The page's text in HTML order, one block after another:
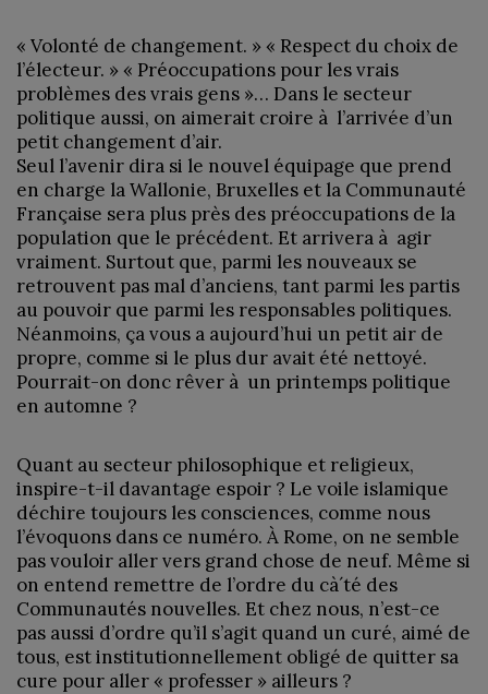
« Volonté de changement. » « Respect du choix de
l’électeur. » « Préoccupations pour les vrais
problèmes des vrais gens »… Dans le secteur
politique aussi, on aimerait croire à l’arrivée d’un
petit changement d’air.
Seul l’avenir dira si le nouvel équipage que prend
en charge la Wallonie, Bruxelles et la Communauté
Française sera plus près des préoccupations de la
population que le précédent. Et arrivera à agir
vraiment. Surtout que, parmi les nouveaux se
retrouvent pas mal d’anciens, tant parmi les partis
au pouvoir que parmi les responsables politiques.
Néanmoins, ça vous a aujourd’hui un petit air de
propre, comme si le plus dur avait été nettoyé.
Pourrait-on donc rêver à un printemps politique
en automne ?
Quant au secteur philosophique et religieux,
inspire-t-il davantage espoir ? Le voile islamique
déchire toujours les consciences, comme nous
l’évoquons dans ce numéro. À Rome, on ne semble
pas vouloir aller vers grand chose de neuf. Même si
on entend remettre de l’ordre du cà´té des
Communautés nouvelles. Et chez nous, n’est-ce
pas aussi d’ordre qu’il s’agit quand un curé, aimé de
tous, est institutionnellement obligé de quitter sa
cure pour aller « professer » ailleurs ?